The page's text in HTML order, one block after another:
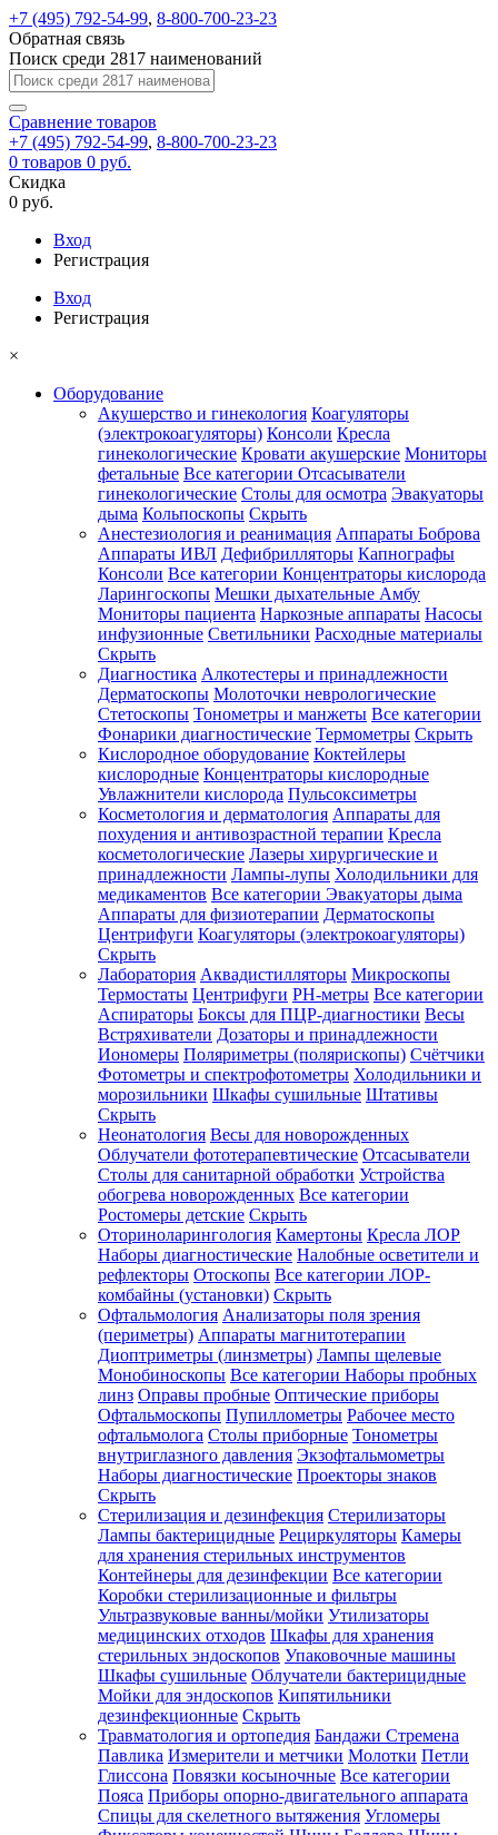
+7 (495) 792-54-99, 8-800-700-23-23
Обратная связь
Поиск среди 2817 наименований
Сравнение товаров
+7 (495) 792-54-99, 8-800-700-23-23
0 товаров 0 руб.
Скидка
0 руб.
Вход
Регистрация
Вход
Регистрация
×
Оборудование
Акушерство и гинекология Коагуляторы
(электрокоагуляторы) Консоли Кресла
гинекологические Кровати акушерские Мониторы
фетальные Все категории Отсасыватели
гинекологические Столы для осмотра Эвакуаторы
дыма Кольпоскопы Скрыть
Анестезиология и реанимация Аппараты Боброва
Аппараты ИВЛ Дефибрилляторы Капнографы
Консоли Все категории Концентраторы кислорода
Ларингоскопы Мешки дыхательные Амбу
Мониторы пациента Наркозные аппараты Насосы
инфузионные Светильники Расходные материалы
Скрыть
Диагностика Алкотестеры и принадлежности
Дерматоскопы Молоточки неврологические
Стетоскопы Тонометры и манжеты Все категории
Фонарики диагностические Термометры Скрыть
Кислородное оборудование Коктейлеры
кислородные Концентраторы кислородные
Увлажнители кислорода Пульсоксиметры
Косметология и дерматология Аппараты для
похудения и антивозрастной терапии Кресла
косметологические Лазеры хирургические и
принадлежности Лампы-лупы Холодильники для
медикаментов Все категории Эвакуаторы дыма
Аппараты для физиотерапии Дерматоскопы
Центрифуги Коагуляторы (электрокоагуляторы)
Скрыть
Лаборатория Аквадистилляторы Микроскопы
Термостаты Центрифуги PH-метры Все категории
Аспираторы Боксы для ПЦР-диагностики Весы
Встряхиватели Дозаторы и принадлежности
Иономеры Поляриметры (полярископы) Счётчики
Фотометры и спектрофотометры Холодильники и
морозильники Шкафы сушильные Штативы
Скрыть
Неонатология Весы для новорожденных
Облучатели фототерапевтические Отсасыватели
Столы для санитарной обработки Устройства
обогрева новорожденных Все категории
Ростомеры детские Скрыть
Оториноларингология Камертоны Кресла ЛОР
Наборы диагностические Налобные осветители и
рефлекторы Отоскопы Все категории ЛОР-
комбайны (установки) Скрыть
Офтальмология Анализаторы поля зрения
(периметры) Аппараты магнитотерапии
Диоптриметры (линзметры) Лампы щелевые
Монобиноскопы Все категории Наборы пробных
линз Оправы пробные Оптические приборы
Офтальмоскопы Пупиллометры Рабочее место
офтальмолога Столы приборные Тонометры
внутриглазного давления Экзофтальмометры
Наборы диагностические Проекторы знаков
Скрыть
Стерилизация и дезинфекция Стерилизаторы
Лампы бактерицидные Рециркуляторы Камеры
для хранения стерильных инструментов
Контейнеры для дезинфекции Все категории
Коробки стерилизационные и фильтры
Ультразвуковые ванны/мойки Утилизаторы
медицинских отходов Шкафы для хранения
стерильных эндоскопов Упаковочные машины
Шкафы сушильные Облучатели бактерицидные
Мойки для эндоскопов Кипятильники
дезинфекционные Скрыть
Травматология и ортопедия Бандажи Стремена
Павлика Измерители и метчики Молотки Петли
Глиссона Повязки косыночные Все категории
Пояса Приборы опорно-двигательного аппарата
Спицы для скелетного вытяжения Угломеры